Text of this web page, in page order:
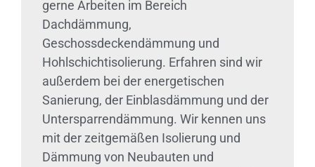
gerne Arbeiten im Bereich
Dachdämmung,
Geschossdeckendämmung und
Hohlschichtisolierung. Erfahren sind wir
außerdem bei der energetischen
Sanierung, der Einblasdämmung und der
Untersparrendämmung. Wir kennen uns
mit der zeitgemäßen Isolierung und
Dämmung von Neubauten und